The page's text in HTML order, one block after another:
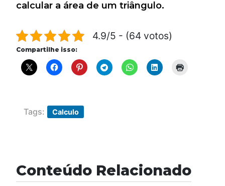
calcular a área de um triângulo.
4.9/5 - (64 votos)
Compartilhe isso:
Tags: Calculo
Conteúdo Relacionado